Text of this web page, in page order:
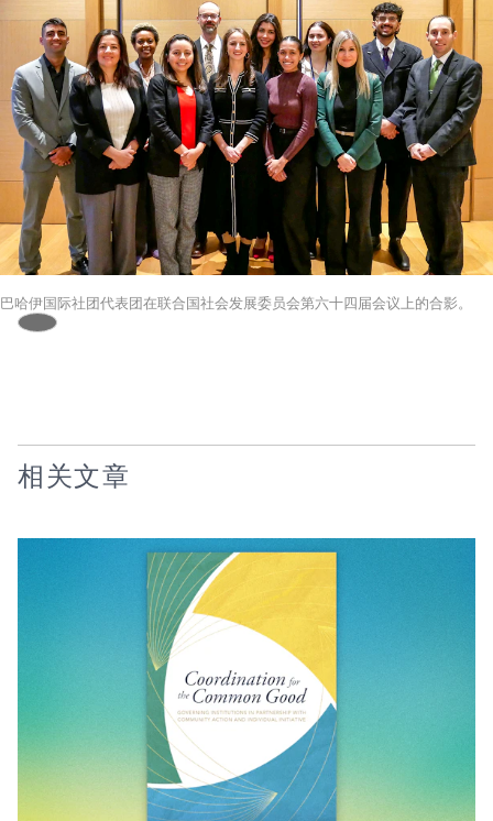
巴哈伊国际社团代表团在联合国社会发展委员会第六十四届会议上的合影。
相关文章